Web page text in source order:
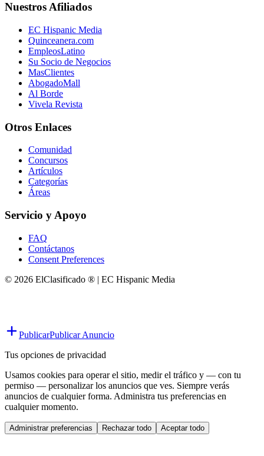
Nuestros Afiliados
EC Hispanic Media
Quinceanera.com
EmpleosLatino
Su Socio de Negocios
MasClientes
AbogadoMall
Al Borde
Vivela Revista
Otros Enlaces
Comunidad
Concursos
Artículos
Categorías
Áreas
Servicio y Apoyo
FAQ
Contáctanos
Consent Preferences
© 2026 ElClasificado ® | EC Hispanic Media
PublicarPublicar Anuncio
Tus opciones de privacidad
Usamos cookies para operar el sitio, medir el tráfico y — con tu
permiso — personalizar los anuncios que ves. Siempre verás
anuncios de cualquier forma. Administra tus preferencias en
cualquier momento.
Administrar preferencias Rechazar todo Aceptar todo